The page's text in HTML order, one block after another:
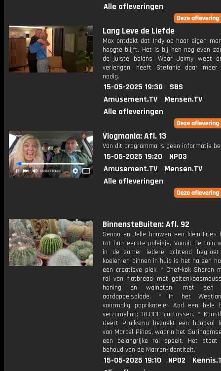
Alle afleveringen
Lang Leve de Liefde
Max ontdekt dat Indy op haar eigen
hoogte blijft. Het is bij hen nog even
de juiste balans. Waar Jaimy weet
verlengen, heeft Stefanie daar
nodig.
15-05-2025 19:30
SBS
Amusement.TV
Mensen.TV
Alle afleveringen
Vlogmania: Afl. 13
Van dit programma is geen informatie
15-05-2025 19:20
NPO3
Amusement.TV
Mensen.TV
Alle afleveringen
BinnensteBuiten: Afl. 92
Senna en Jelle bouwen een klein Fries
tot hun eerste paleisje. Vanuit de tuin
in de zomer iedere ochtend
koeien en binnen in huis is het na een
een creatieve plek. * Chef-kok Sharon
rol van flatbread met
honing en walnoten, met een
aardappelsalade. * In het
voormalig paprikateler Aad een hele
verzameling: 10.000 cactussen. *
Geert Pruiksma bezoekt een hoopvol
van Marcel Pinas, waarin het
een belangrijke rol speelt. Het
behoud van de Marron-identiteit.
15-05-2025 19:10 NPO2